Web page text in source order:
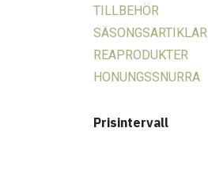
TILLBEHÖR
SÄSONGSARTIKLAR
REAPRODUKTER
HONUNGSSNURRA
Prisintervall